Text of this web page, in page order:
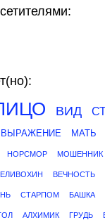
ВИД
ВЫРАЖЕНИЕ МАТЬ
НОРСМОР МОШЕННИК
ВЕЧНОСТЬ
СТАРПОМ БАШКА
АЛХИМИК ГРУДЬ